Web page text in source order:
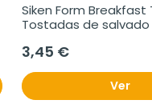
Siken Form Breakfast
Tostadas de
3,45 €
Ver